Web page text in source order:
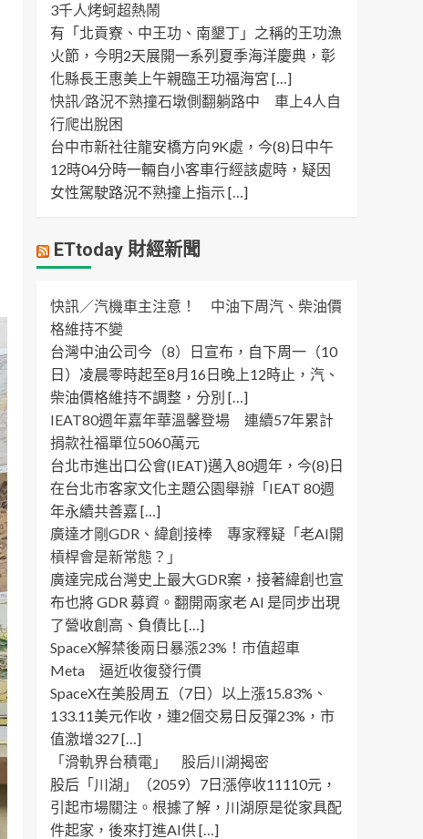
3千人烤蚵超熱鬧
有「北貢寮、中王功、南墾丁」之稱的王功漁
火節，今明2天展開一系列夏季海洋慶典，彰
化縣長王惠美上午親臨王功福海宮 […]
快訊 ∕ 路況不熟撞石墩側翻躺路中 車上4人自
行爬出脫困
台中市新社往龍安橋方向9K處，今(8)日中午
12時04分時一輛自小客車行經該處時，疑因
女性駕駛路況不熟撞上指示 […]
ETtoday 財經新聞
快訊／汽機車主注意！ 中油下周汽、柴油價
格維持不變
台灣中油公司今（8）日宣布，自下周一（10
日）凌晨零時起至8月16日晚上12時止，汽、
柴油價格維持不調整，分別 […]
IEAT80週年嘉年華溫馨登場 連續57年累計
捐款社福單位5060萬元
台北市進出口公會(IEAT)邁入80週年，今(8)日
在台北市客家文化主題公園舉辦「IEAT 80週
年永續共善嘉 […]
廣達才剛GDR、緯創接棒 專家釋疑「老AI開
槓桿會是新常態？」
廣達完成台灣史上最大GDR案，接著緯創也宣
布也將 GDR 募資。翻開兩家老 AI 是同步出現
了營收創高、負債比 […]
SpaceX解禁後兩日暴漲23%！市值超車
Meta 逼近收復發行價
SpaceX在美股周五（7日）以上漲15.83%、
133.11美元作收，連2個交易日反彈23%，市
值激增327 […]
「滑軌界台積電」 股后川湖揭密
股后「川湖」（2059）7日漲停收11110元，
引起市場關注。根據了解，川湖原是從家具配
件起家，後來打進AI供 […]